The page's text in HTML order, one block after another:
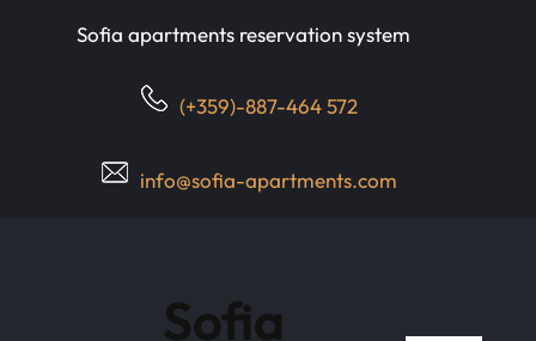
Sofia apartments reservation system
(+359)-887-464 572
info@sofia-apartments.com
Sofia